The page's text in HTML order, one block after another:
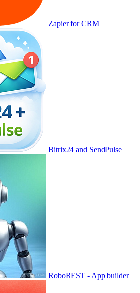
Zapier for CRM
Bitrix24 and SendPulse
RoboREST - App builder